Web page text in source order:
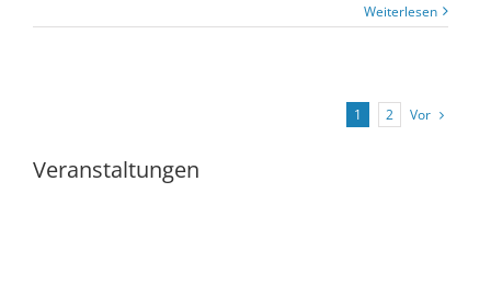
Weiterlesen
1 2 Vor
Veranstaltungen